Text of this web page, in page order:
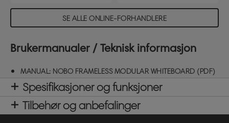
SE ALLE ONLINE-FORHANDLERE
Brukermanualer / Teknisk informasjon
MANUAL: NOBO FRAMELESS MODULAR WHITEBOARD (PDF)
Spesifikasjoner og funksjoner
Tilbehør og anbefalinger